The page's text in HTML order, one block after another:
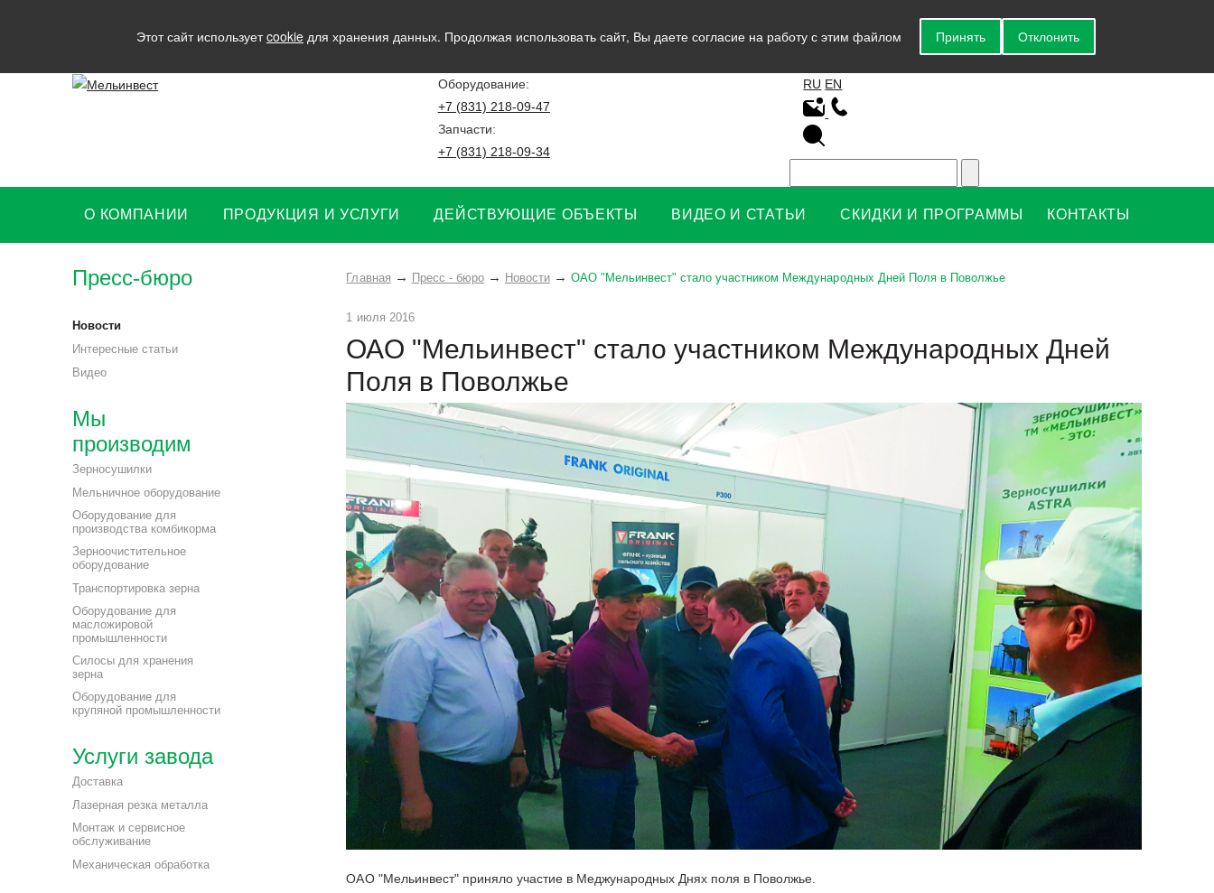
Этот сайт используетcookieдля хранения данных. Продолжая использовать сайт, Вы даете согласие на работу с этим файлом Принять Отклонить
Оборудование:
+7 (831) 218-09-47
Запчасти:
+7 (831) 218-09-34
RU EN
О КОМПАНИИ ПРОДУКЦИЯ И УСЛУГИ ДЕЙСТВУЮЩИЕ ОБЪЕКТЫ ВИДЕО И СТАТЬИ СКИДКИ И ПРОГРАММЫ КОНТАКТЫ
Пресс-бюро
Новости
Интересные статьи
Видео
Мы
производим
Зерносушилки
Мельничное оборудование
Оборудование для
производства комбикорма
Зерноочистительное
оборудование
Транспортировка зерна
Оборудование для
масложировой
промышленности
Силосы для хранения
зерна
Оборудование для
крупяной промышленности
Услуги завода
Доставка
Лазерная резка металла
Монтаж и сервисное
обслуживание
Механическая обработка
Главная Пресс - бюро Новости ОАО "Мельинвест" стало участником Международных Дней Поля в Поволжье
1 июля 2016
ОАО "Мельинвест" стало участником Международных Дней
Поля в Поволжье
ОАО "Мельинвест" приняло участие в Меджународных Днях поля в Поволжье.